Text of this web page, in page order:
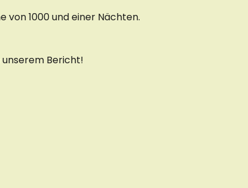
von 1000 und einer Nächten.
unserem Bericht!